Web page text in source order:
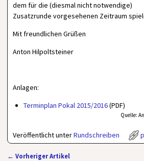
dem für die (diesmal nicht notwendige)
Zusatzrunde vorgesehenen Zeitraum
Mit freundlichen Grüßen
Anton Hilpoltsteiner
Anlagen:
Terminplan Pokal 2015/2016(PDF)
Quelle:
Veröffentlicht unterRundschreiben
← Vorheriger Artikel